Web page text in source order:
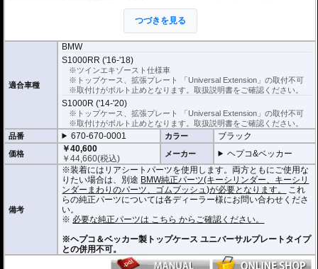
トなどを留める為のフック受けも多数あ
り、快適にご利用頂けます。
オプションに拡張プレートや バックを搭載可能にするパーツがあります。
※装着にはリアシートパーツをSpeedrackに移植する必要があります。
つづきを見る
適合車種
BMW
S1000RR ('16-'18)
※ツインエキゾースト仕様車
※トップケース、拡張プレート 「Universal Extension」の取付不可
※取付けがボルト止めとなります。取扱説明書をご確認ください。
S1000R ('14-'20)
※トップケース、拡張プレート 「Universal Extension」の取付不可
※取付けがボルト止めとなります。取扱説明書をご確認ください。
品番
670-670-0001 カラー ブラック
価格
￥40,600
￥44,660(税込) メーカー ヘプコ&ベッカー
備考
※装着にはリアシートパーツを使用します。両方ともにご使用な
りたい場合は、別途 BMW純正パーツ(キーシリンダー、キーシリ
ンダーまわりのパーツ、ゴムブッシュ)が必要となります。
これ
らの純正パーツについては各ディーラー様にお問い合わせくださ
い。
※ 必要な純正パーツは こちら からご確認ください。
※ヘプコ＆ベッカー製トップケース ユニバーサルプレートタイプ
との併用不可。